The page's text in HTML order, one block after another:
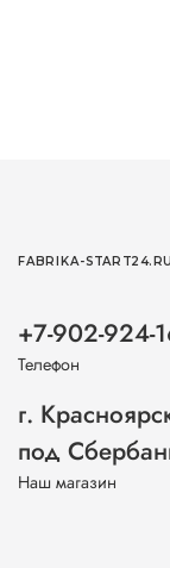
FABRIKA-START24.RU
+7-902-924-
Телефон
г.
под
Наш магазин